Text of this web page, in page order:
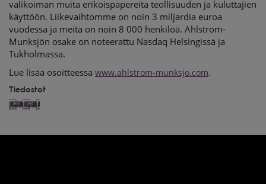
valikoiman muita erikoispapereita teollisuuden ja kuluttajien
käyttöön. Liikevaihtomme on noin 3 miljardia euroa
vuodessa ja meitä on noin 8 000 henkilöä. Ahlstrom-
Munksjön osake on noteerattu Nasdaq Helsingissä ja
Tukholmassa.
Lue lisää osoitteessa www.ahlstrom-munksjo.com.
Tiedostot
Release